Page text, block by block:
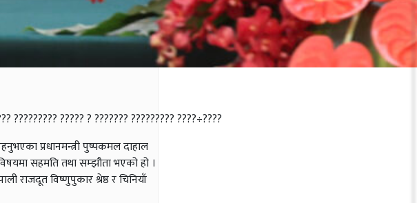
????????? ????? ? ??????? ????????? ????÷????
प्रधानमन्त्री पुष्पकमल दाहाल
सहमति तथा सम्झौता भएको हो ।
राजदूत विष्णुपुकार श्रेष्ठ र चिनियाँ